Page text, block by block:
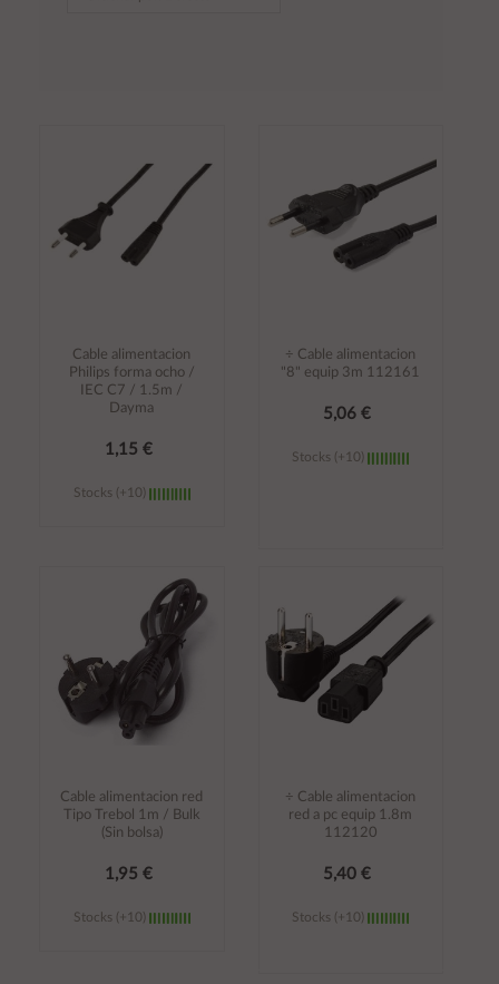
Cable alimentacion
Philips forma ocho /
IEC C7 / 1.5m /
Dayma
1,15 €
Stocks (+10)
carrito
÷ Cable alimentacion
"8" equip 3m 112161
5,06 €
Stocks (+10)
Cable alimentacion red
Tipo Trebol 1m / Bulk
(Sin bolsa)
1,95 €
Stocks (+10)
÷ Cable alimentacion
red a pc equip 1.8m
112120
5,40 €
Stocks (+10)